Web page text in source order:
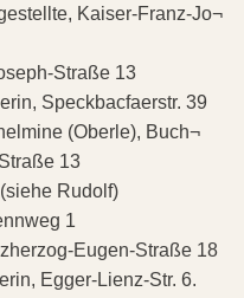
Kaiser-Franz-Jo¬
Straße 13
Speckbacfaerstr. 39
(Oberle), Buch¬
13
Rudolf)
1
Eugen-Straße 18
Egger-Lienz-Str. 6.